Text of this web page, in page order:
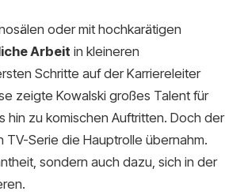
oder mit hochkarätigen
Arbeit in kleineren
Schritte auf der Karriereleiter
zeigte Kowalski großes Talent für
hin zu komischen Auftritten. Doch der
Serie die Hauptrolle übernahm.
sondern auch dazu, sich in der